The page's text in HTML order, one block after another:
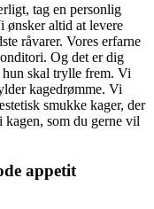
tag en personlig
ønsker altid at levere
råvarer. Vores erfarne
Og det er dig
hun skal trylle frem. Vi
kagedrømme. Vi
smukke kager, der
som du gerne vil
appetit